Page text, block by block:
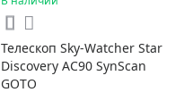
Телескоп Sky-Watcher Star
Discovery AC90 SynScan
GOTO